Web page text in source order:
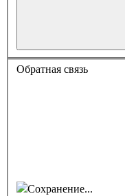
Обратная связь
Сохранение...